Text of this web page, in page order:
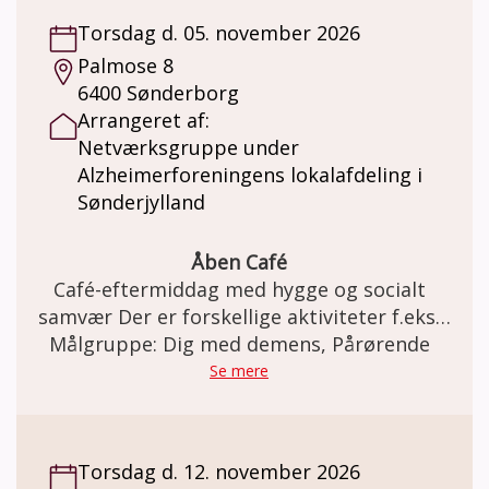
Demenscafé. Et socialt fællesskab og et
trygt frirum som faciliteres af frivillige fra
Demensfællesskabet Lillebælt. Hygge og
gode snakke, sang, små spil og quizzer,
forskellige oplægsholdere, korte gåture og
meget andet. Pris: Demenscaféen er gratis. I
Demensfællesskabet kan der købes kaffe og
ved særlige aktiviteter såsom
fællesspisning, udflugter, foredrag m.m.
Tilmelding fra gang til gang til
Demensfællesskabet Lillebælt på tlf. 22 80
01 95 eller på mail:
Torsdag d. 05. november 2026
Palmose 8
6400 Sønderborg
Arrangeret af:
Netværksgruppe under
Alzheimerforeningens lokalafdeling i
Sønderjylland
Åben Café
Café-eftermiddag med hygge og socialt
samvær Der er forskellige aktiviteter f.eks.
sangeftermiddag, foredrag, udflugt m.m.
Målgruppe: Dig med demens, Pårørende
Se mere
Torsdag d. 12. november 2026